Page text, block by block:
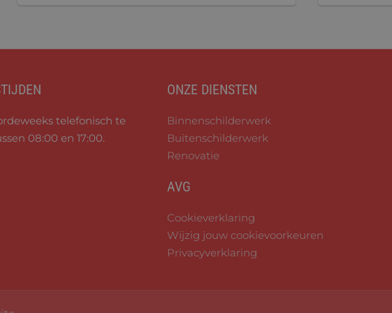
telefonisch te
08:00 en 17:00.
ONZE DIENSTEN
Binnenschilderwerk
Buitenschilderwerk
Renovatie
AVG
Cookieverklaring
Wijzig jouw cookievoorkeuren
Privacyverklaring